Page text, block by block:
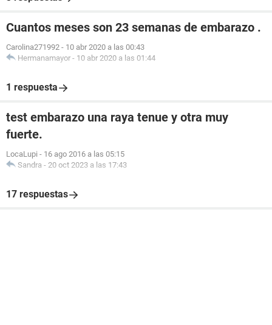
Cuantos meses son 23 semanas de embarazo .
Carolina271992 - 10 abr 2020 a las 00:43
Hermanamayor - 10 abr 2020 a las 01:44
1 respuesta
test embarazo una raya tenue y otra muy
fuerte.
LocaLupi - 16 ago 2016 a las 05:15
Sandra - 20 oct 2023 a las 17:43
17 respuestas